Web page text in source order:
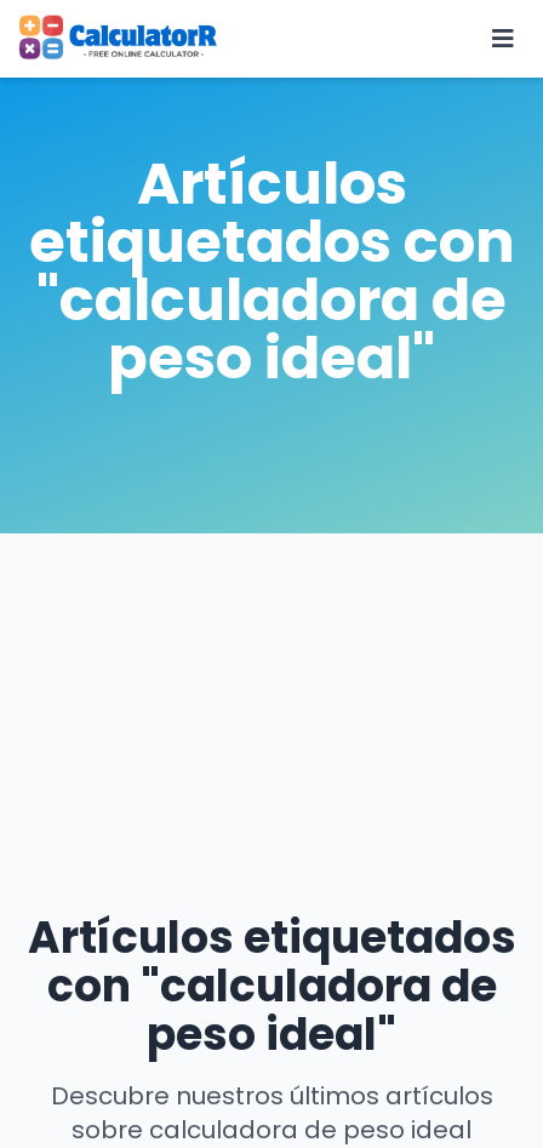
Artículos
etiquetados con
"calculadora de
peso ideal"
Artículos etiquetados
con "calculadora de
peso ideal"
Descubre nuestros últimos artículos
sobre calculadora de peso ideal